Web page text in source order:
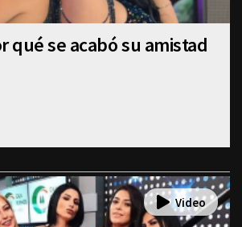
qué se acabó su amistad